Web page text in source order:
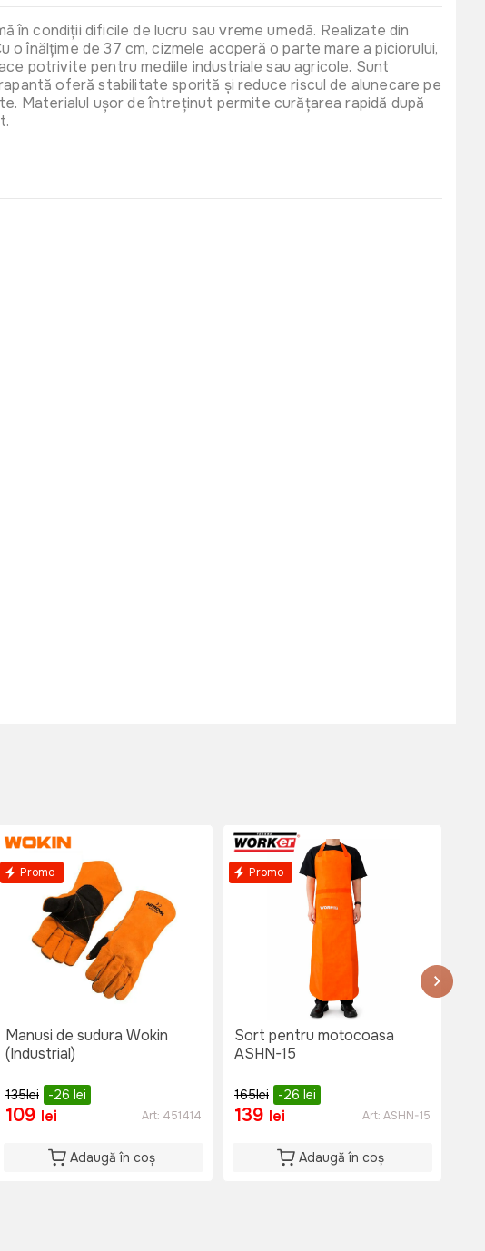
în condiții dificile de lucru sau vreme umedă. Realizate din
înălțime de 37 cm, cizmele acoperă o parte mare a piciorului,
potrivite pentru mediile industriale sau agricole. Sunt
oferă stabilitate sporită și reduce riscul de alunecare pe
Materialul ușor de întreținut permite curățarea rapidă după
Promo
Manusi de sudura Wokin
(Industrial)
135lei -26 lei
109 lei Art: 451414
Adaugă în coș
Promo
Sort pentru motocoasa
ASHN-15
165lei -26 lei
139 lei Art: ASHN-15
Adaugă în coș